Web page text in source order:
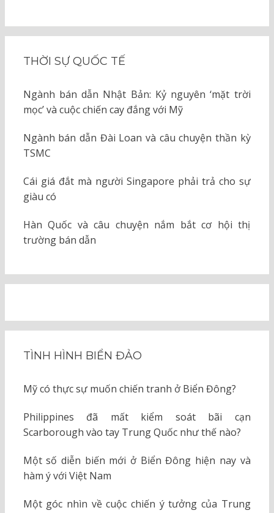
THỜI SỰ QUỐC TẾ
Ngành bán dẫn Nhật Bản: Kỷ nguyên ‘mặt trời
mọc’ và cuộc chiến cay đắng với Mỹ
Ngành bán dẫn Đài Loan và câu chuyện thần kỳ
TSMC
Cái giá đắt mà người Singapore phải trả cho sự
giàu có
Hàn Quốc và câu chuyện nắm bắt cơ hội thị
trường bán dẫn
TÌNH HÌNH BIỂN ĐẢO
Mỹ có thực sự muốn chiến tranh ở Biển Đông?
Philippines đã mất kiểm soát bãi cạn
Scarborough vào tay Trung Quốc như thế nào?
Một số diễn biến mới ở Biển Đông hiện nay và
hàm ý với Việt Nam
Một góc nhìn về cuộc chiến ý tưởng của Trung